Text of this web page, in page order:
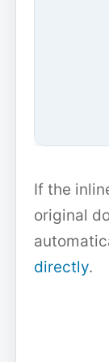
If the
original
directly.